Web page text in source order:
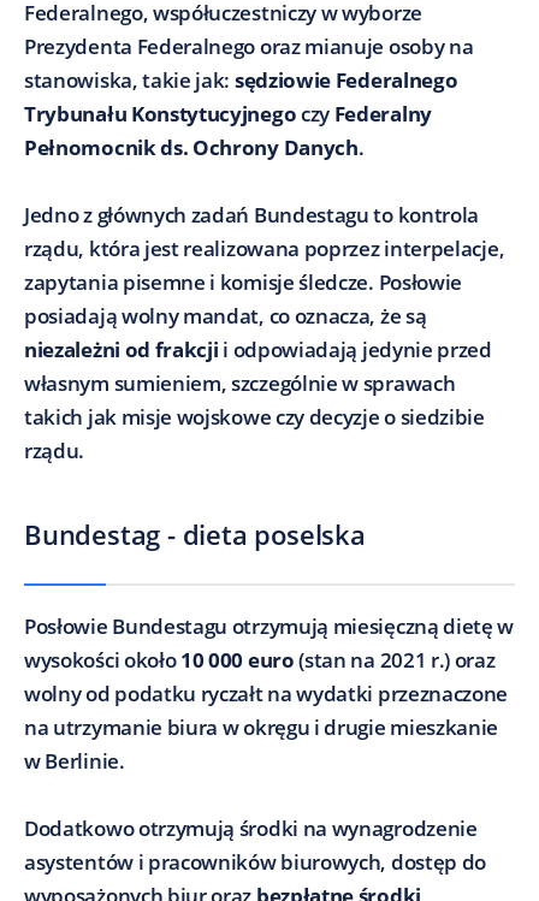
Federalnego, współuczestniczy w wyborze
Prezydenta Federalnego oraz mianuje osoby na
stanowiska, takie jak: sędziowie Federalnego
Trybunału Konstytucyjnegoczy Federalny
Pełnomocnik ds. Ochrony Danych.
Jedno z głównych zadań Bundestagu to kontrola
rządu, która jest realizowana poprzez interpelacje,
zapytania pisemne i komisje śledcze. Posłowie
posiadają wolny mandat, co oznacza, że są
niezależni od frakcji i odpowiadają jedynie przed
własnym sumieniem, szczególnie w sprawach
takich jak misje wojskowe czy decyzje o siedzibie
rządu.
Bundestag - dieta poselska
Posłowie Bundestagu otrzymują miesięczną dietę w
wysokości około10 000 euro(stan na 2021 r.) oraz
wolny od podatku ryczałt na wydatki przeznaczone
na utrzymanie biura w okręgu i drugie mieszkanie
w Berlinie.
Dodatkowo otrzymują środki na wynagrodzenie
asystentów i pracowników biurowych, dostęp do